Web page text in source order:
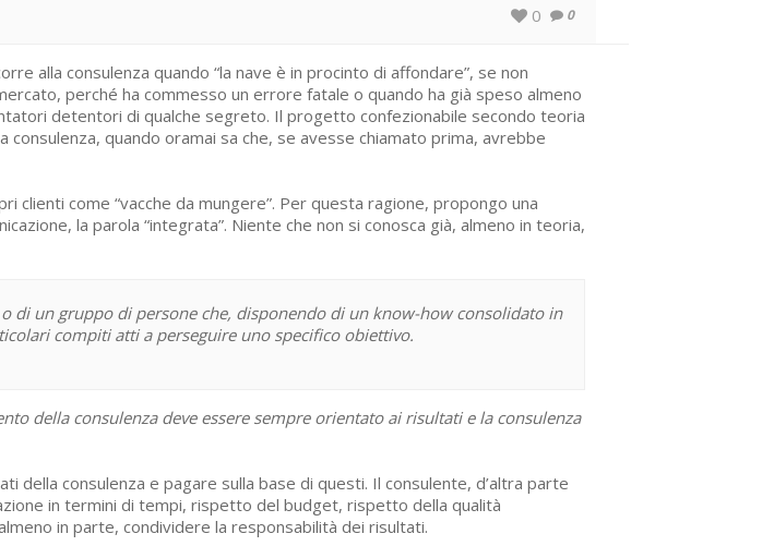
0
0
alla consulenza quando “la nave è in procinto di affondare”, se non
perché ha commesso un errore fatale o quando ha già speso almeno
detentori di qualche segreto. Il progetto confezionabile secondo teoria
quando oramai sa che, se avesse chiamato prima, avrebbe
clienti come “vacche da mungere”. Per questa ragione, propongo una
la parola “integrata”. Niente che non si conosca già, almeno in teoria,
di un gruppo di persone che, disponendo di un know-how consolidato in
compiti atti a perseguire uno specifico obiettivo.
della consulenza deve essere sempre orientato ai risultati e la consulenza
consulenza e pagare sulla base di questi. Il consulente, d’altra parte
in termini di tempi, rispetto del budget, rispetto della qualità
in parte, condividere la responsabilità dei risultati.